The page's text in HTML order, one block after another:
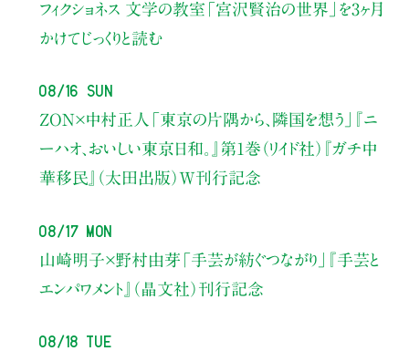
フィクショネス 文学の教室 「宮沢賢治の世界」を3ヶ月
かけてじっくりと読む
08/16 Sun
ZON×中村正人 「東京の片隅から、隣国を想う」
『ニ
ーハオ、おいしい東京日和。』第1巻（リイド社）
『ガチ中
華移民』（太田出版）W刊行記念
08/17 Mon
山崎明子×野村由芽 「手芸が紡ぐつながり」
『手芸と
エンパワメント』（晶文社）刊行記念
08/18 Tue